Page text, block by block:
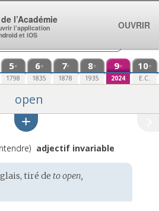
5e
1798
6e
1835
7e
1878
8e
1935
9e
2024
10e
E.C.
open
adjectif invariable
, tiré de to open,
l’Académie
l’application
et iOS
OUVRIR